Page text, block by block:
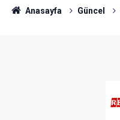
Anasayfa Güncel